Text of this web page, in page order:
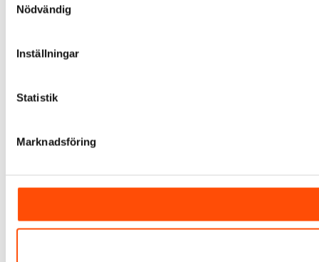
Nödvändig
Inställningar
Statistik
Marknadsföring